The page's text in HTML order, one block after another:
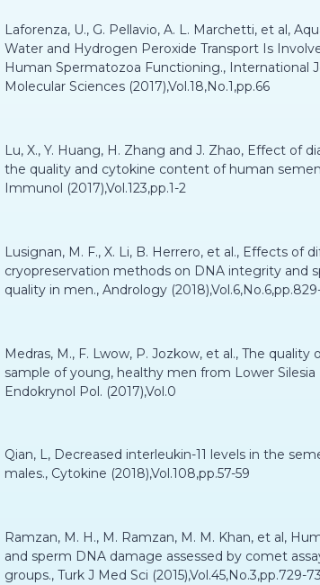
Laforenza, U., G. Pellavio, A. L. Marchetti, et al,
Water and Hydrogen Peroxide Transport Is
Human Spermatozoa Functioning., International
Molecular Sciences (2017),Vol.18,No.1,pp.66
Lu, X., Y. Huang, H. Zhang and J. Zhao, Effect of
the quality and cytokine content of human
Immunol (2017),Vol.123,pp.1-2
Lusignan, M. F., X. Li, B. Herrero, et al., Effects of
cryopreservation methods on DNA integrity and
quality in men., Andrology
Medras, M., F. Lwow, P. Jozkow, et al., The
sample of young, healthy men from Lower Silesia
Endokrynol Pol. (2017),Vol.0
Qian, L, Decreased interleukin-11 levels in the
males., Cytokine (2018),Vol.108,pp.57-59
Ramzan, M. H., M. Ramzan, M. M. Khan, et al,
and sperm DNA damage assessed by comet
groups., Turk J Med Sci (2015),Vol.45,No.3,pp.729-